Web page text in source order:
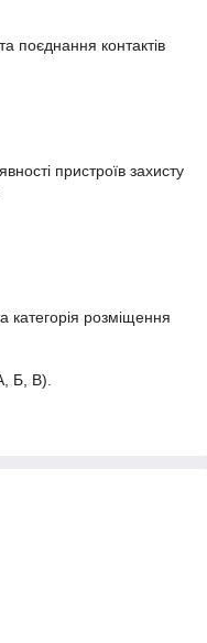
поєднання контактів
пристроїв захисту
розміщення
Б, В).